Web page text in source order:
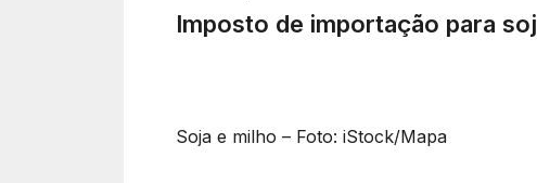
Imposto de importação para
Soja e milho – Foto: iStock/Mapa